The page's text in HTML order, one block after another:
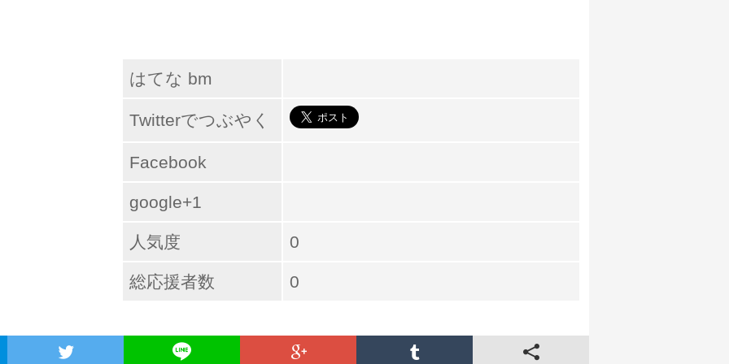
はてな bm
Twitterでつぶやく
Facebook
google+1
人気度 0
総応援者数 0